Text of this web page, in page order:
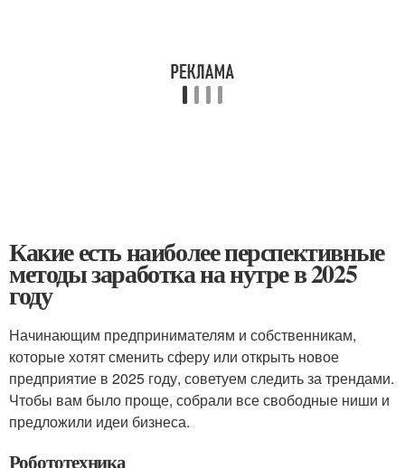
Какие есть наиболее перспективные
методы заработка на нутре в 2025
году
Начинающим предпринимателям и собственникам,
которые хотят сменить сферу или открыть новое
предприятие в 2025 году, советуем следить за трендами.
Чтобы вам было проще, собрали все свободные ниши и
предложили идеи бизнеса.
Робототехника